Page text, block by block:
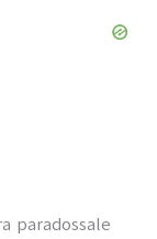
paradossale